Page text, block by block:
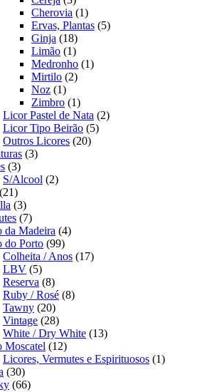
produtos
Cherovia 11
produto
Ervas, Plantas 55
Ginja 1818
produtos
Limão 11
produto
Medronho 11
Mirtilo 22
Noz 11
produto
Zimbro 11
produto
Licor Pastel de Nata 22
Licor Tipo Beirão 55
Outros Licores 2020
33
33
produtos
S/Alcool 22
2121
produtos
33
produtos
77
produtos
da Madeira 44
do Porto 9999
produtos
Colheita / Anos 1717
LBV 55
produtos
Reserva 88
produtos
Ruby / Rosé 88
Tawny 2020
produtos
Vintage 2828
produtos
White / Dry White 1313
Moscatel 1212
produtos
Licores, Vermutes e Espirituosos 11
3030
produtos
6666